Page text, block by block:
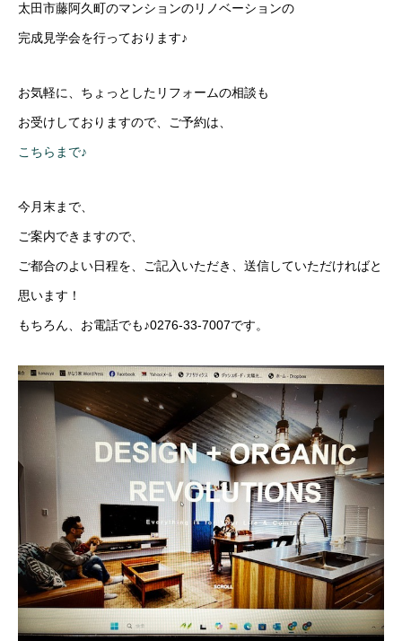
太田市藤阿久町のマンションのリノベーションの
完成見学会を行っております♪
お気軽に、ちょっとしたリフォームの相談も
お受けしておりますので、ご予約は、
こちらまで♪
今月末まで、
ご案内できますので、
ご都合のよい日程を、ご記入いただき、送信していただければと
思います！
もちろん、お電話でも♪0276-33-7007です。